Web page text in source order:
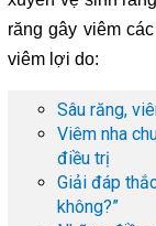
răng gây viêm
viêm lợi do:
Sâu răng,
Viêm nha
điều trị
Giải đáp
không?”